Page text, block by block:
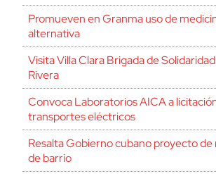
Promueven en Granma uso de
alternativa
Visita Villa Clara Brigada de
Rivera
Convoca Laboratorios AICA a
transportes eléctricos
Resalta Gobierno cubano proyecto de
de barrio